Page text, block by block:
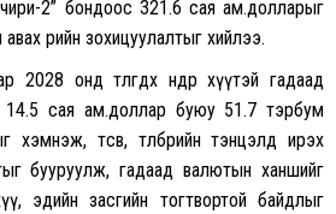
2” бондоос 321.6 сая ам.долларыг
өрийн зохицуулалтыг хийлээ.
2028 онд төлөгдөх өндөр хүүтэй гадаад
сая ам.доллар буюу 51.7 тэрбум
хэмнэж, төсөв, төлбөрийн тэнцэлд ирэх
бууруулж, гадаад валютын ханшийг
эдийн засгийн тогтвортой байдлыг